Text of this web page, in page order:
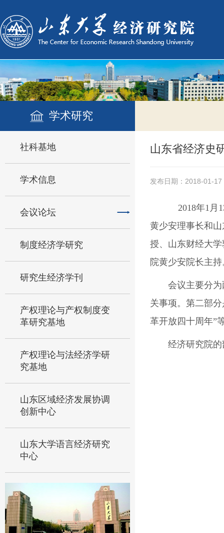
学术研究
社科基地
学术信息
会议论坛
制度经济学研究
研究生经济学刊
产权理论与产权制度变
革研究基地
产权理论与法经济学研
究基地
山东区域经济发展协调
创新中心
山东大学语言经济研究
中心
山东省经济史
发布日期：2018-01-17
2018年1 月
黄少安理事长和
授、山东财经大
院黄少安院长主持
会议主要分
关事项。第二部
革开放四十周年”
经济研究院